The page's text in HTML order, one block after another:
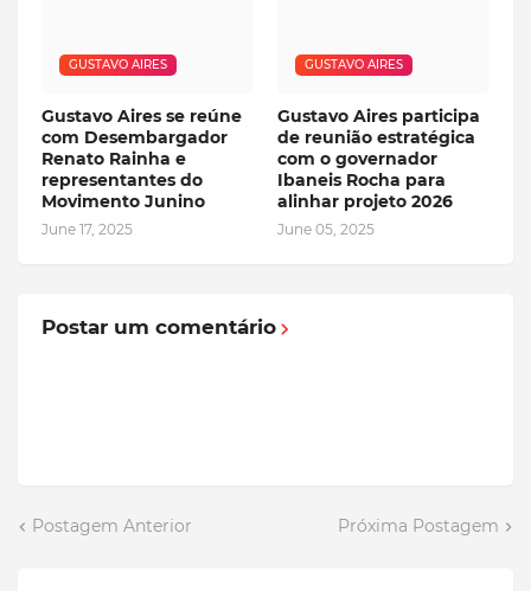
GUSTAVO AIRES
Gustavo Aires se reúne
com Desembargador
Renato Rainha e
representantes do
Movimento Junino
June 17, 2025
GUSTAVO AIRES
Gustavo Aires participa
de reunião estratégica
com o governador
Ibaneis Rocha para
alinhar projeto 2026
June 05, 2025
Postar um comentário
Postagem Anterior Próxima Postagem